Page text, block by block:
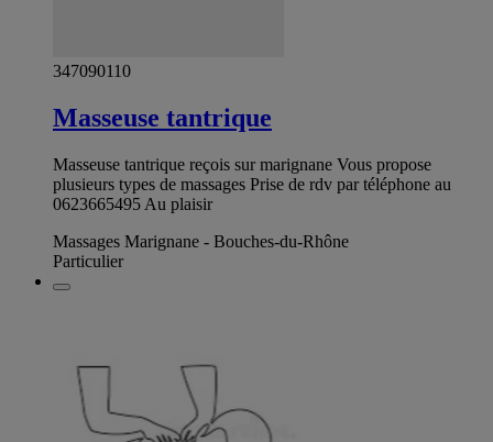
347090110
Masseuse tantrique
Masseuse tantrique reçois sur marignane Vous propose
plusieurs types de massages Prise de rdv par téléphone au
0623665495 Au plaisir
Massages Marignane - Bouches-du-Rhône
Particulier